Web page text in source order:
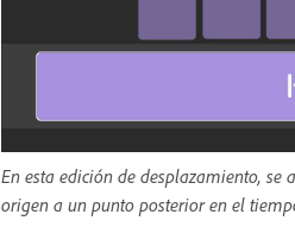
En esta edición de desplazamiento,
origen a un punto posterior en el